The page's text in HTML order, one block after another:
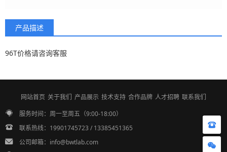
产品描述
96T价格请咨询客服
网站首页 关于我们 产品展示 技术支持 合作品牌 人才招聘 联系我们
服务时间：周一至周五（9:00-18:00）
联系热线：19901745723 / 13385451365
公司邮箱：info@bwtlab.com